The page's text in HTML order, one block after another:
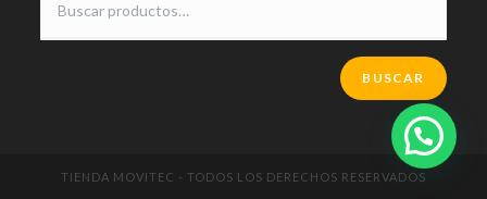
BUSCAR
TIENDA MOVITEC - TODOS LOS DERECHOS RESERVADOS